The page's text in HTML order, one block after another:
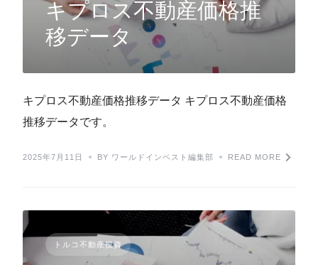
キプロス不動産価格推
移データ
キプロス不動産価格推移データ キプロス不動産価格
推移データです。
2025年7月11日 BY ワールドインベスト編集部 READ MORE
トルコ不動産投資